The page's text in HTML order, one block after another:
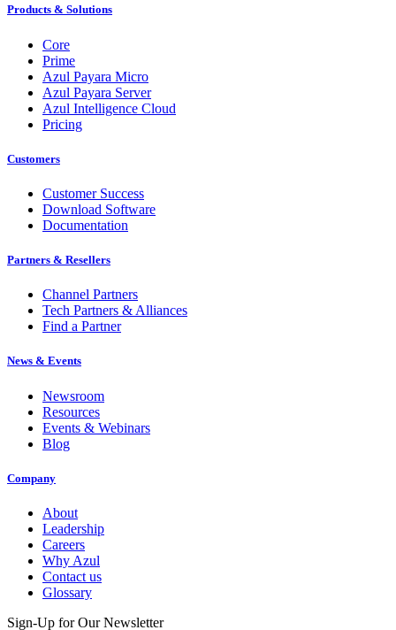
Products & Solutions
Core
Prime
Azul Payara Micro
Azul Payara Server
Azul Intelligence Cloud
Pricing
Customers
Customer Success
Download Software
Documentation
Partners & Resellers
Channel Partners
Tech Partners & Alliances
Find a Partner
News & Events
Newsroom
Resources
Events & Webinars
Blog
Company
About
Leadership
Careers
Why Azul
Contact us
Glossary
Sign-Up for Our Newsletter